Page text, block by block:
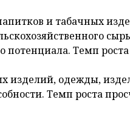
и табачных
Темп
изделий, одежды,
Темп роста